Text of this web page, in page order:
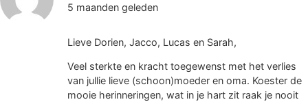
5 maanden geleden
Lieve Dorien, Jacco, Lucas en Sarah,
Veel sterkte en kracht toegewenst met het verlies
van jullie lieve (schoon)moeder en oma. Koester de
mooie herinneringen, wat in je hart zit raak je nooit